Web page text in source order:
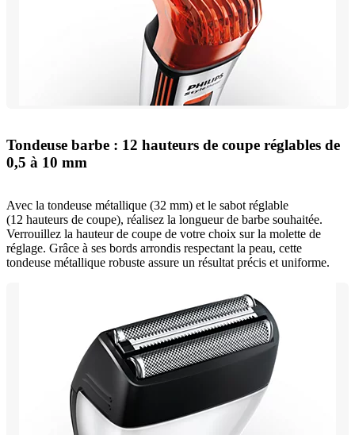
Tondeuse barbe : 12 hauteurs de coupe réglables de
0,5 à 10 mm
Avec la tondeuse métallique (32 mm) et le sabot réglable
(12 hauteurs de coupe), réalisez la longueur de barbe souhaitée.
Verrouillez la hauteur de coupe de votre choix sur la molette de
réglage. Grâce à ses bords arrondis respectant la peau, cette
tondeuse métallique robuste assure un résultat précis et uniforme.